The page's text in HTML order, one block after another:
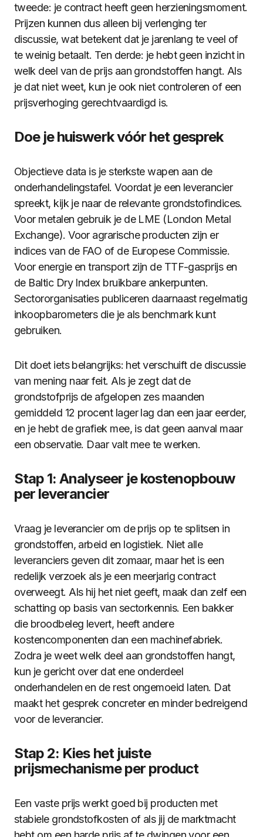
tweede: je contract heeft geen herzieningsmoment.
Prijzen kunnen dus alleen bij verlenging ter
discussie, wat betekent dat je jarenlang te veel of
te weinig betaalt. Ten derde: je hebt geen inzicht in
welk deel van de prijs aan grondstoffen hangt. Als
je dat niet weet, kun je ook niet controleren of een
prijsverhoging gerechtvaardigd is.
Doe je huiswerk vóór het gesprek
Objectieve data is je sterkste wapen aan de
onderhandelingstafel. Voordat je een leverancier
spreekt, kijk je naar de relevante grondstofindices.
Voor metalen gebruik je de LME (London Metal
Exchange). Voor agrarische producten zijn er
indices van de FAO of de Europese Commissie.
Voor energie en transport zijn de TTF-gasprijs en
de Baltic Dry Index bruikbare ankerpunten.
Sectororganisaties publiceren daarnaast regelmatig
inkoopbarometers die je als benchmark kunt
gebruiken.
Dit doet iets belangrijks: het verschuift de discussie
van mening naar feit. Als je zegt dat de
grondstofprijs de afgelopen zes maanden
gemiddeld 12 procent lager lag dan een jaar eerder,
en je hebt de grafiek mee, is dat geen aanval maar
een observatie. Daar valt mee te werken.
Stap 1: Analyseer je kostenopbouw
per leverancier
Vraag je leverancier om de prijs op te splitsen in
grondstoffen, arbeid en logistiek. Niet alle
leveranciers geven dit zomaar, maar het is een
redelijk verzoek als je een meerjarig contract
overweegt. Als hij het niet geeft, maak dan zelf een
schatting op basis van sectorkennis. Een bakker
die broodbeleg levert, heeft andere
kostencomponenten dan een machinefabriek.
Zodra je weet welk deel aan grondstoffen hangt,
kun je gericht over dat ene onderdeel
onderhandelen en de rest ongemoeid laten. Dat
maakt het gesprek concreter en minder bedreigend
voor de leverancier.
Stap 2: Kies het juiste
prijsmechanisme per product
Een vaste prijs werkt goed bij producten met
stabiele grondstofkosten of als jij de marktmacht